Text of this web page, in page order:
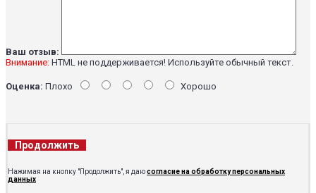
Ваш отзыв:
Внимание: HTML не поддерживается! Используйте обычный текст.
Оценка: Плохо Хорошо
Продолжить
Нажимая на кнопку "Продолжить", я даюсогласие на обработку персональных
данных